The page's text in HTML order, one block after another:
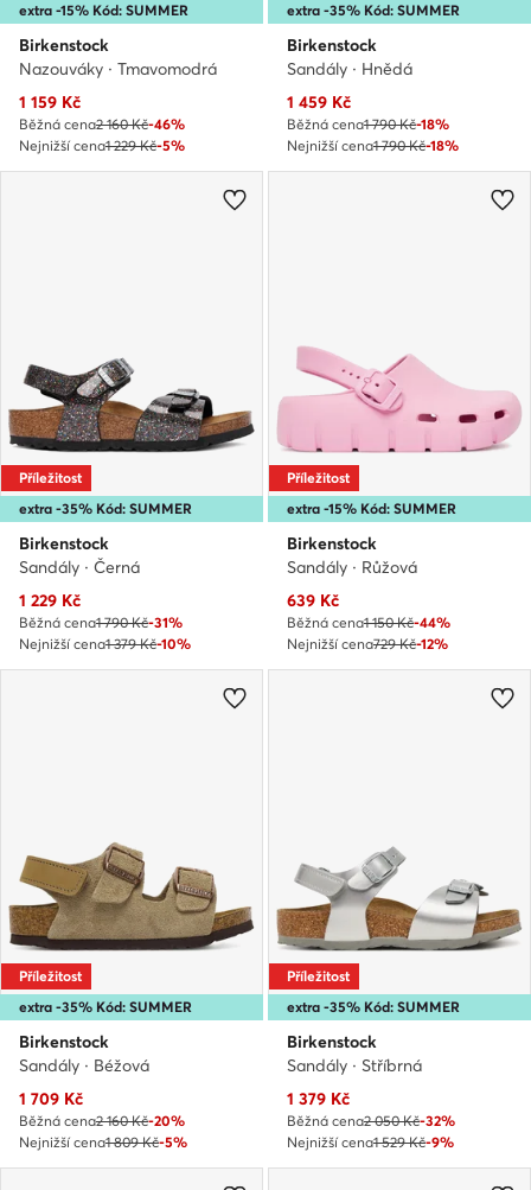
extra -15% Kód: SUMMER
Birkenstock
Nazouváky · Tmavomodrá
Aktuální cena
1 159 Kč
Běžná cena2 160 Kč-46%
Nejnižší cena1 229 Kč-5%
extra -35% Kód: SUMMER
Birkenstock
Sandály · Hnědá
Aktuální cena
1 459 Kč
Běžná cena1 790 Kč-18%
Nejnižší cena1 790 Kč-18%
extra -35% Kód: SUMMER
Příležitost
Birkenstock
Sandály · Černá
Aktuální cena
1 229 Kč
Běžná cena1 790 Kč-31%
Nejnižší cena1 379 Kč-10%
extra -15% Kód: SUMMER
Příležitost
Birkenstock
Sandály · Růžová
Aktuální cena
639 Kč
Běžná cena1 150 Kč-44%
Nejnižší cena729 Kč-12%
extra -35% Kód: SUMMER
Příležitost
Birkenstock
Sandály · Béžová
Aktuální cena
1 709 Kč
Běžná cena2 160 Kč-20%
Nejnižší cena1 809 Kč-5%
extra -35% Kód: SUMMER
Příležitost
Birkenstock
Sandály · Stříbrná
Aktuální cena
1 379 Kč
Běžná cena2 050 Kč-32%
Nejnižší cena1 529 Kč-9%